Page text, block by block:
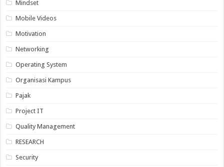
Mindset
Mobile Videos
Motivation
Networking
Operating System
Organisasi Kampus
Pajak
Project IT
Quality Management
RESEARCH
Security